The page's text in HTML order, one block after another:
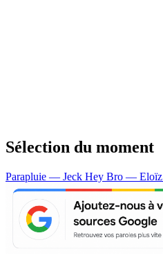
Sélection du moment
Parapluie — Jeck Hey Bro — Eloïz